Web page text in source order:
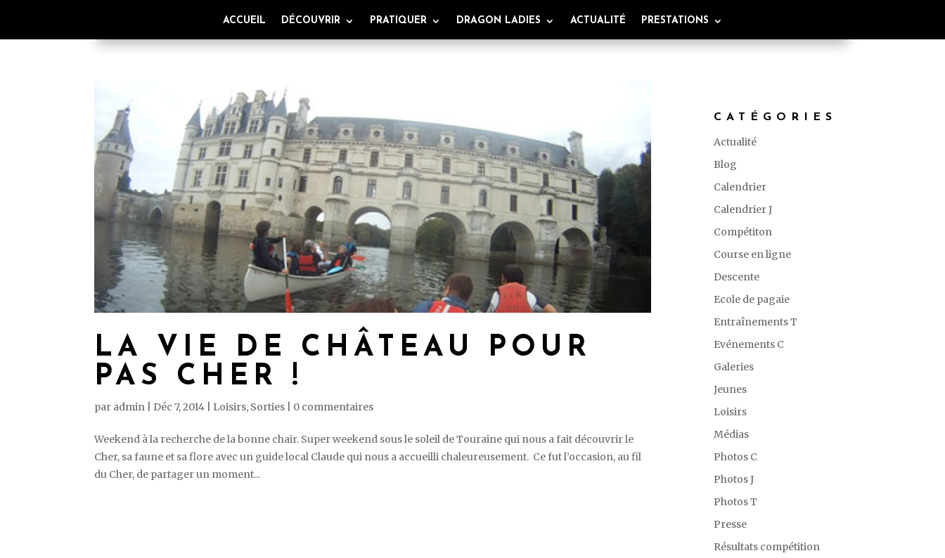
ACCUEIL DÉCOUVRIR PRATIQUER DRAGON LADIES ACTUALITÉ PRESTATIONS
LA VIE DE CHÂTEAU POUR
PAS CHER !
par admin Déc 7, 2014 Loisirs, Sorties 0 commentaires
Weekend à la recherche de la bonne chair. Super weekend sous le soleil de Touraine qui nous a fait découvrir le
Cher, sa faune et sa flore avec un guide local Claude qui nous a accueilli chaleureusement. Ce fut l’occasion, au fil
du Cher, de partager un moment...
CATÉGORIES
Actualité
Blog
Calendrier
Calendrier J
Compétiton
Course en ligne
Descente
Ecole de pagaie
Entraînements T
Evénements C
Galeries
Jeunes
Loisirs
Médias
Photos C
Photos J
Photos T
Presse
Résultats compétition